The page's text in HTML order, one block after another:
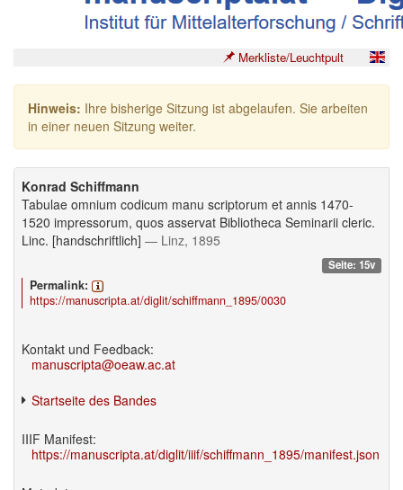
Merkliste/Leuchtpult
Hinweis: Ihre bisherige Sitzung ist abgelaufen. Sie arbeiten
in einer neuen Sitzung weiter.
Konrad Schiffmann
Tabulae omnium codicum manu scriptorum et annis 1470-
1520 impressorum, quos asservat Bibliotheca Seminarii cleric.
Linc. [handschriftlich] — Linz, 1895
Seite: 15v
Permalink:
https://manuscripta.at/diglit/schiffmann_1895/0030
Kontakt und Feedback:
manuscripta@oeaw.ac.at
Startseite des Bandes
IIIF Manifest:
https://manuscripta.at/diglit/iiif/schiffmann_1895/manifest.json